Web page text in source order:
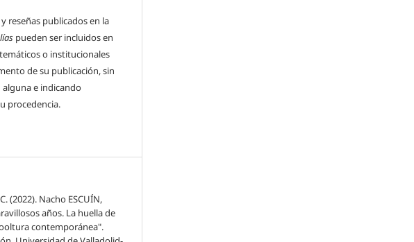
reseñas publicados en la
pueden ser incluidos en
o institucionales
de su publicación, sin
e indicando
procedencia.
(2022). Nacho ESCUÍN,
años. La huella de
contemporánea".